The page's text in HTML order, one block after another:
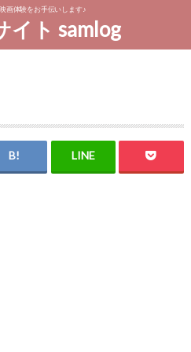
画体験をお手伝いします♪
イト samlog